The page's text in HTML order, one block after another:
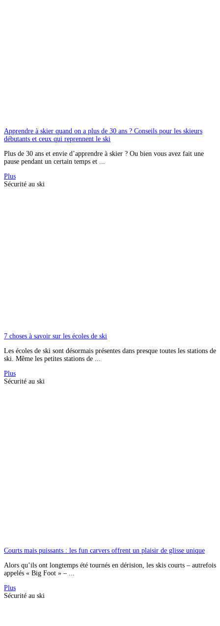
Apprendre à skier quand on a plus de 30 ans ? Conseils pour les skieurs
débutants et ceux qui reprennent le ski
Plus de 30 ans et envie d’apprendre à skier ? Ou bien vous avez fait une
pause pendant un certain temps et ...
Plus
Sécurité au ski
7 choses à savoir sur les écoles de ski
Les écoles de ski sont désormais présentes dans presque toutes les stations de
ski. Même les petites stations de ...
Plus
Sécurité au ski
Courts mais puissants : les fun carvers offrent un plaisir de glisse unique
Alors qu’ils ont longtemps été tournés en dérision, les skis courts – autrefois
appelés « Big Foot » – ...
Plus
Sécurité au ski